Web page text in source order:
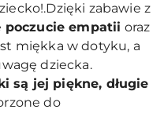
zabawie z
poczucie empatii oraz
miękka w dotyku, a
dziecka.
są jej piękne, długie
do